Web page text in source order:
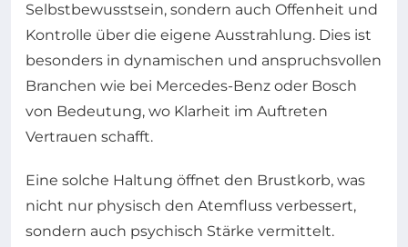
Selbstbewusstsein, sondern auch Offenheit und
Kontrolle über die eigene Ausstrahlung. Dies ist
besonders in dynamischen und anspruchsvollen
Branchen wie bei Mercedes-Benz oder Bosch
von Bedeutung, wo Klarheit im Auftreten
Vertrauen schafft.
Eine solche Haltung öffnet den Brustkorb, was
nicht nur physisch den Atemfluss verbessert,
sondern auch psychisch Stärke vermittelt.